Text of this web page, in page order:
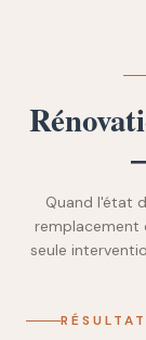
Quand l'état
remplacement
seule
RÉSULTAT